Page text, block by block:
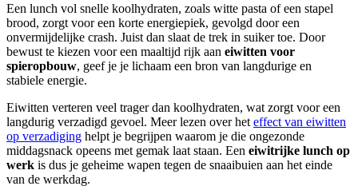
Een lunch vol snelle koolhydraten, zoals witte pasta of een stapel
brood, zorgt voor een korte energiepiek, gevolgd door een
onvermijdelijke crash. Juist dan slaat de trek in suiker toe. Door
bewust te kiezen voor een maaltijd rijk aan eiwitten voor
spieropbouw, geef je je lichaam een bron van langdurige en
stabiele energie.
Eiwitten verteren veel trager dan koolhydraten, wat zorgt voor een
langdurig verzadigd gevoel. Meer lezen over het effect van eiwitten
op verzadiging helpt je begrijpen waarom je die ongezonde
middagsnack opeens met gemak laat staan. Een eiwitrijke lunch op
werk is dus je geheime wapen tegen de snaaibuien aan het einde
van de werkdag.